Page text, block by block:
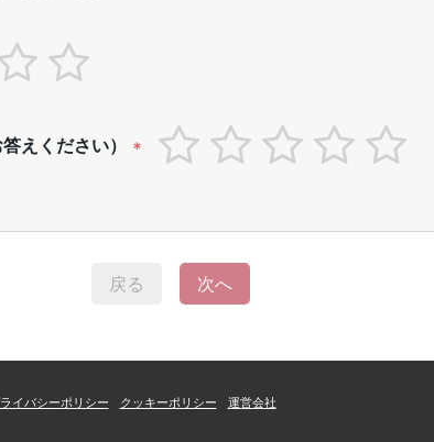
えください） *
戻る 次へ
イバシーポリシー クッキーポリシー 運営会社